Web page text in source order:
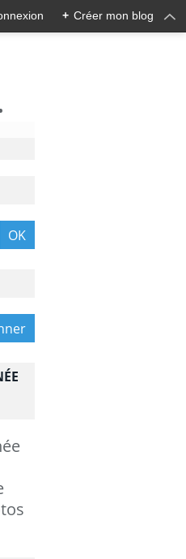
+ Créer mon blog